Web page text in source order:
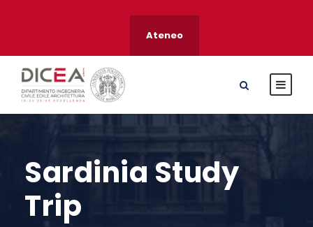
Ateneo
Sardinia Study
Trip